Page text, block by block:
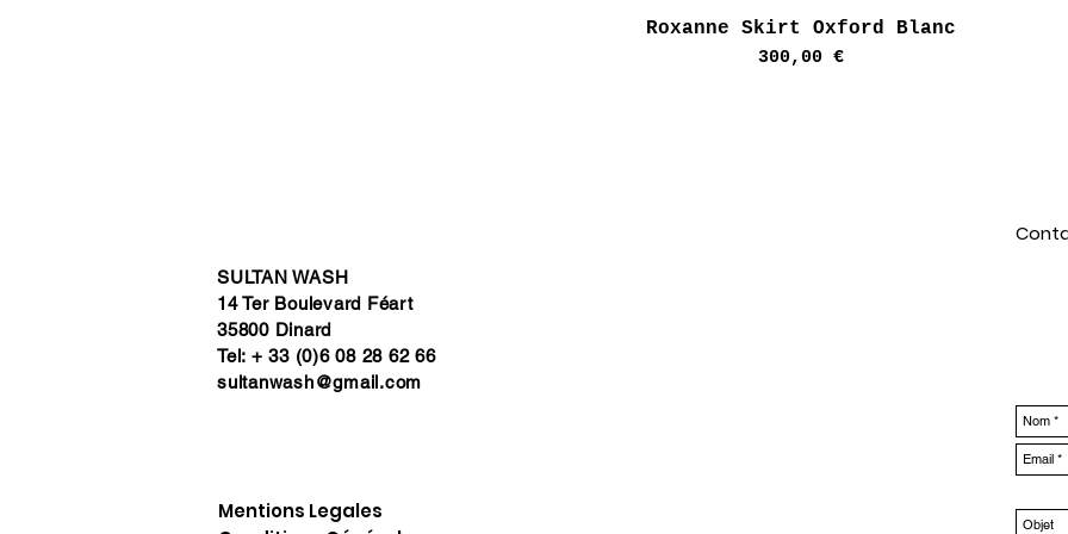
Aperçu rapide
Roxanne Skirt Oxford Blanc
Prix
300,00 €
SULTAN WASH
14 Ter Boulevard Féart
35800 Dinard
Tel: + 33 (0)6 08 28 62 66
sultanwash@gmail.com
Mentions Legales